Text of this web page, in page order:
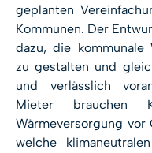
geplanten
Kommunen. Der
dazu, die kommunale
zu gestalten und
und verlässlich
Mieter brauchen
Wärmeversorgung
welche